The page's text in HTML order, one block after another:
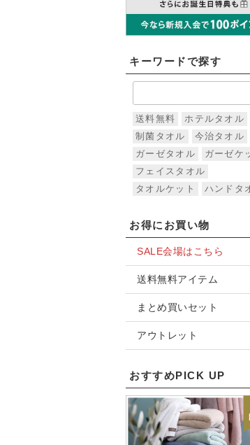
キーワードで探す
送料無料
ホテルタオル
制菌タオル
今治タオル
ガーゼタオル
ガーゼケ
フェイスタオル
タオルケット
ハンドタ
お得にお買い物
SALE会場はこちら
送料無料アイテム
まとめ買いセット
アウトレット
おすすめPICK UP